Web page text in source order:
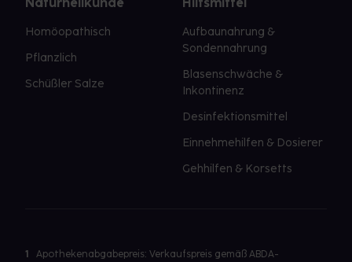
Naturheilkunde
Homöopathisch
Pflanzlich
Schüßler Salze
Hilfsmittel
Aufbaunahrung &
Sondennahrung
Blasenschwäche &
Inkontinenz
Desinfektionsmittel
Einnehmehilfen & Dosierer
Gehhilfen & Korsetts
1
Apothekenabgabepreis: Verkaufspreis gemäß ABDA-